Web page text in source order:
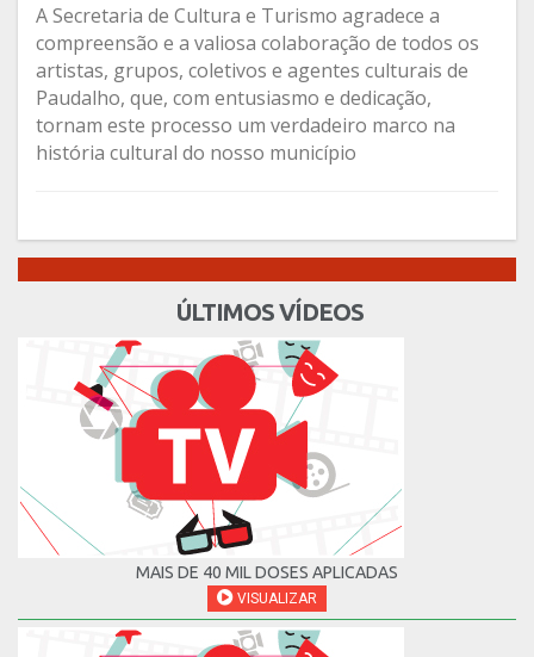
A Secretaria de Cultura e Turismo agradece a
compreensão e a valiosa colaboração de todos os
artistas, grupos, coletivos e agentes culturais de
Paudalho, que, com entusiasmo e dedicação,
tornam este processo um verdadeiro marco na
história cultural do nosso município
ÚLTIMOS VÍDEOS
MAIS DE 40 MIL DOSES APLICADAS
VISUALIZAR